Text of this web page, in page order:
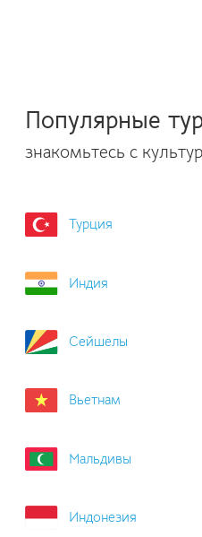
Популярные
знакомьтесь с
Турция
Индия
Сейшелы
Вьетнам
Мальдивы
Индонезия